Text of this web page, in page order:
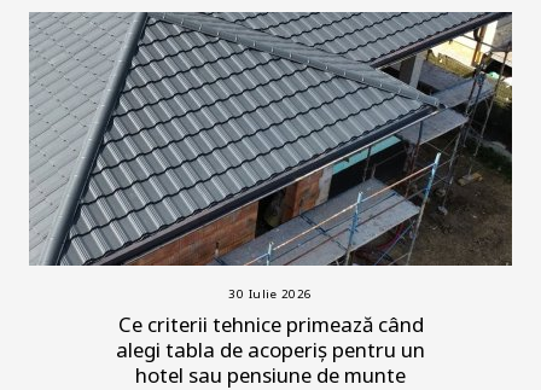
30 Iulie 2026
Ce criterii tehnice primează când
alegi tabla de acoperiș pentru un
hotel sau pensiune de munte